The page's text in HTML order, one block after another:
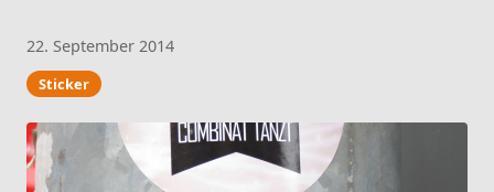
22. September 2014
Sticker